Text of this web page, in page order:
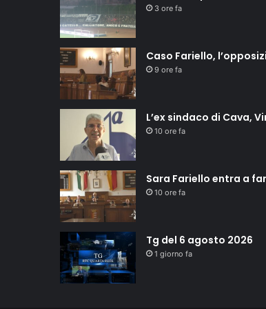
3 ore fa
Caso Fariello,
9 ore fa
L’ex sindaco di Cava,
10 ore fa
Sara Fariello entra a
10 ore fa
Tg del 6 agosto 2026
1 giorno fa